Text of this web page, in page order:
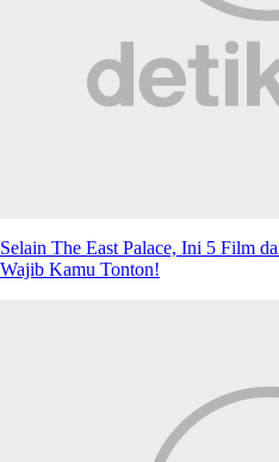
Selain The East Palace, Ini 5 Film
Wajib Kamu Tonton!